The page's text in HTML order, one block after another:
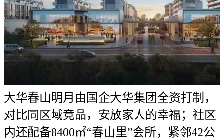
大华春山明月由国企大华集团全资打制，
对比同区域竞品，安放家人的幸福；社区
内还配备8400㎡“春山里”会所，紧邻42公